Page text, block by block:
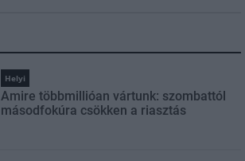
Helyi
Amire többmillióan vártunk: szombattól
másodfokúra csökken a riasztás